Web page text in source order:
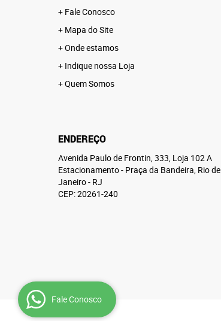
Fale Conosco
Mapa do Site
Onde estamos
Indique nossa Loja
Quem Somos
ENDEREÇO
Avenida Paulo de Frontin, 333, Loja 102 A
Estacionamento- Praça da Bandeira, Rio de
Janeiro- RJ
CEP: 20261-240
Fale Conosco